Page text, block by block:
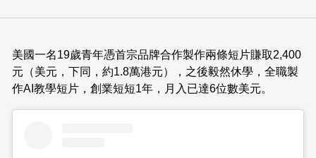
美國一名19歲青年憑首宗品牌合作製作兩條短片賺取2,400
元（美元，下同，約1.8萬港元），之後毅然休學，全職製
作AI教學短片，創業短短1年，月入已達6位數美元。